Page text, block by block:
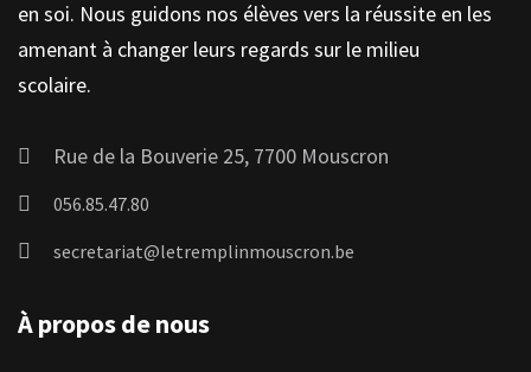
en soi. Nous guidons nos élèves vers la réussite en les
amenant à changer leurs regards sur le milieu
scolaire.
Rue de la Bouverie 25, 7700 Mouscron
056.85.47.80
secretariat@letremplinmouscron.be
À propos de nous